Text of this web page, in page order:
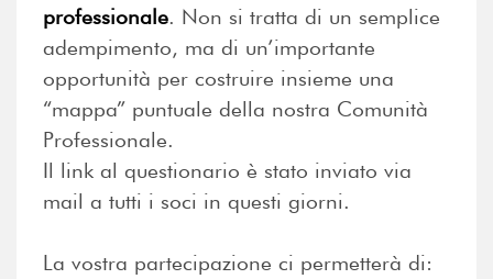
professionale. Non si tratta di un semplice
adempimento, ma di un’importante
opportunità per costruire insieme una
“mappa” puntuale della nostra Comunità
Professionale.
Il link al questionario è stato inviato via
mail a tutti i soci in questi giorni.
La vostra partecipazione ci permetterà di: